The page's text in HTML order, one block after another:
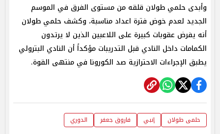
وأبدى حلمي طولان قلقه من مستوى الفرق في الموسم
الجديد لعدم خوض فترة اعداد مناسبة، وكشف حلمي طولان
أنه يفرض عقوبات كبيرة على اللاعبين الذين لا يرتدون
الكمامات داخل النادي قبل التدريبات مؤكداً أن النادي البترولي
يطبق الإجراءات الاحترازية صد الكورونا في منتهى القوة.
حلمى طولان إنبي فاروق جعفر الدوري